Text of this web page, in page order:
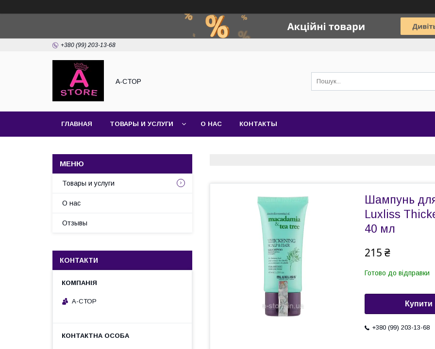
+380 (99) 203-13-68
А-СТОР
ГЛАВНАЯ ТОВАРЫ И УСЛУГИ О НАС КОНТАКТЫ
Шампунь
Luxliss
40 мл
215 ₴
Готово до відправки
Купити
+380 (99) 203-13-68
Товары и услуги
О нас
Отзывы
КОНТАКТИ
А-СТОР